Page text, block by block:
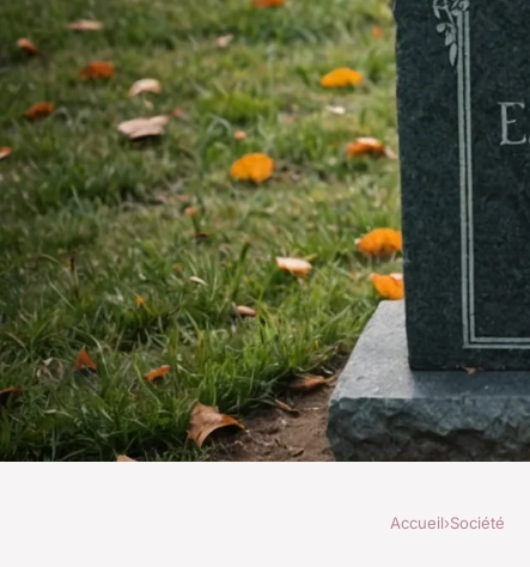
Accueil›Société